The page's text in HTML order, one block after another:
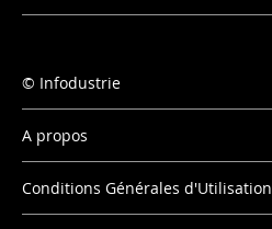
Infodustrie
A propos
Conditions Générales d'Utilisation